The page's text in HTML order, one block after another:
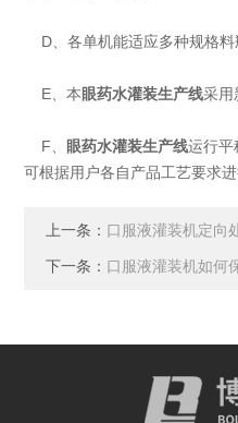
D、各单机能适应多种规格料
E、本眼药水灌装生产线采用
F、 眼药水灌装生产线运行平
可根据用户各自产品工艺要求进
上一条： 口服液灌装机定向
下一条： 口服液灌装机如何